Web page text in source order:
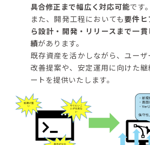
具合修正まで幅広く対応可能です。
また、開発工程においても要件
ら設計・開発・リリースまで一貫
績があります。
既存資産を活かしながら、ユーザ
改善提案や、安定運用に向けた継
ートを提供いたします。